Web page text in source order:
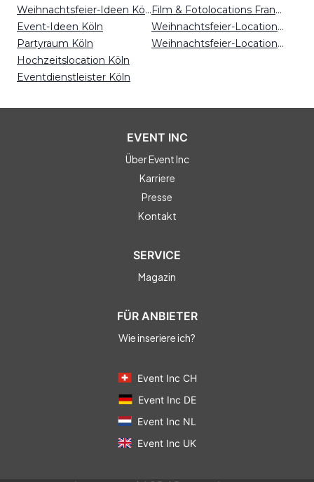
Weihnachtsfeier-Ideen Köln
Event-Ideen Köln
Partyraum Köln
Hochzeitslocation Köln
Eventdienstleister Köln
Film & Fotolocations Frankfurt
Weihnachtsfeier-Locations Dortmund
Weihnachtsfeier-Locations Düsseldorf
EVENT INC
Über Event Inc
Karriere
Presse
Kontakt
SERVICE
Magazin
FÜR ANBIETER
Wie inseriere ich?
Event Inc CH
Event Inc DE
Event Inc NL
Event Inc UK